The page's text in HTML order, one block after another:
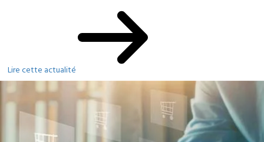
Lire cette actualité